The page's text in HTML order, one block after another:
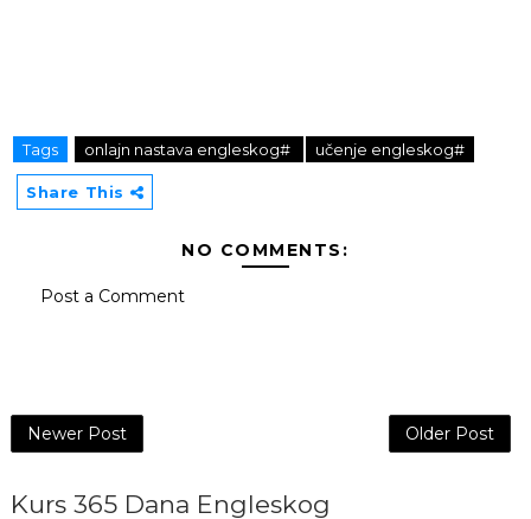
Tags onlajn nastava engleskog# učenje engleskog#
Share This
NO COMMENTS:
Post a Comment
Newer Post Older Post
Kurs 365 Dana Engleskog